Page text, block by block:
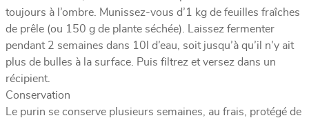
toujours à l’ombre. Munissez-vous d’1 kg de feuilles fraîches
de prêle (ou 150 g de plante séchée). Laissez fermenter
pendant 2 semaines dans 10l d’eau, soit jusqu’à qu’il n’y ait
plus de bulles à la surface. Puis filtrez et versez dans un
récipient.
Conservation
Le purin se conserve plusieurs semaines, au frais, protégé de